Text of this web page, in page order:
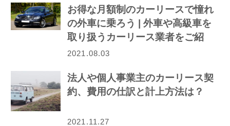
お得な月額制のカーリースで憧れ
の外車に乗ろう | 外車や高級車を
取り扱うカーリース業者をご紹
介！
2021.08.03
法人や個人事業主のカーリース契
約、費用の仕訳と計上方法は？
2021.11.27